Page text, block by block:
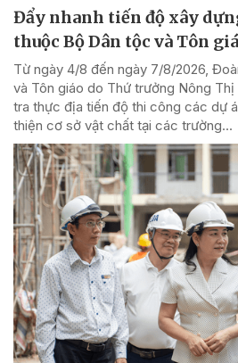
Đẩy nhanh tiến độ xây
thuộc Bộ Dân tộc và Tôn
Từ ngày 4/8 đến ngày 7/8/2026,
và Tôn giáo do Thứ trưởng Nông Thị
tra thực địa tiến độ thi công các dự
thiện cơ sở vật chất tại các trường...